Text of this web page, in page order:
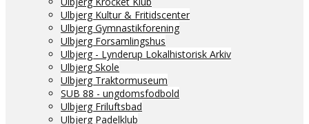
Ulbjerg Kultur & Fritidscenter
Ulbjerg Gymnastikforening
Ulbjerg Forsamlingshus
Ulbjerg - Lynderup Lokalhistorisk Arkiv
Ulbjerg Skole
Ulbjerg Traktormuseum
SUB 88 - ungdomsfodbold
Ulbjerg Friluftsbad
Ulbjerg Padelklub